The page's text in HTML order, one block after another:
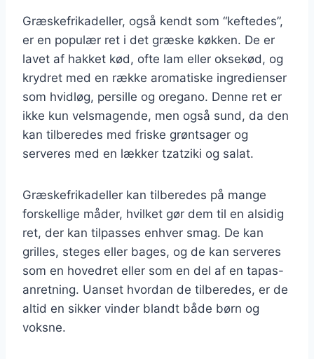
Græskefrikadeller, også kendt som “keftedes”,
er en populær ret i det græske køkken. De er
lavet af hakket kød, ofte lam eller oksekød, og
krydret med en række aromatiske ingredienser
som hvidløg, persille og oregano. Denne ret er
ikke kun velsmagende, men også sund, da den
kan tilberedes med friske grøntsager og
serveres med en lækker tzatziki og salat.
Græskefrikadeller kan tilberedes på mange
forskellige måder, hvilket gør dem til en alsidig
ret, der kan tilpasses enhver smag. De kan
grilles, steges eller bages, og de kan serveres
som en hovedret eller som en del af en tapas-
anretning. Uanset hvordan de tilberedes, er de
altid en sikker vinder blandt både børn og
voksne.